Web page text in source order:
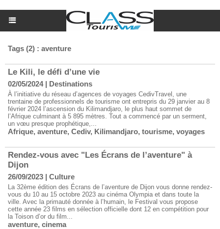
Tags (2) : aventure
Le Kili, le défi d’une vie
02/05/2024| Destinations
À l’initiative du réseau d’agences de voyages CedivTravel, une
trentaine de professionnels de tourisme ont entrepris du 29 janvier au 8
février 2024 l’ascension du Kilimandjaro, le plus haut sommet de
l’Afrique culminant à 5 895 mètres. Tout a commencé par un serment,
un vœu presque prophétique,...
Afrique, aventure, Cediv, Kilimandjaro, tourisme, voyages
Rendez-vous avec "Les Écrans de l’aventure" à
Dijon
26/09/2023 | Culture
​La 32ème édition des Écrans de l’aventure de Dijon vous donne rendez-
vous du 10 au 15 octobre 2023 au cinéma Olympia et dans toute la
ville. Avec la primauté donnée à l’humain, le Festival vous propose
cette année 23 films en sélection officielle dont 12 en compétition pour
la Toison d’or du film...
aventure, cinema